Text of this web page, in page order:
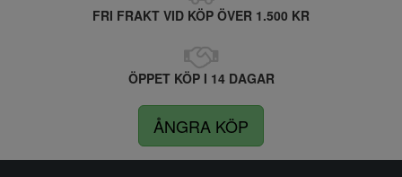
FRI FRAKT VID KÖP ÖVER 1.500 KR
ÖPPET KÖP I 14 DAGAR
ÅNGRA KÖP